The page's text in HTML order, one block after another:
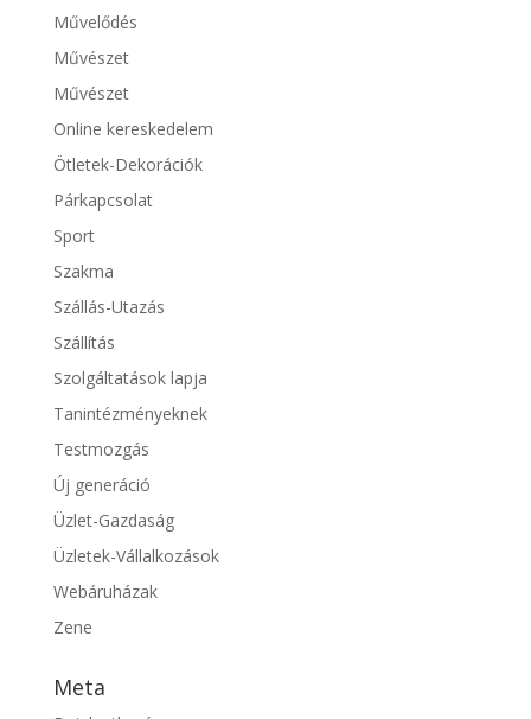
Művelődés
Művészet
Művészet
Online kereskedelem
Ötletek-Dekorációk
Párkapcsolat
Sport
Szakma
Szállás-Utazás
Szállítás
Szolgáltatások lapja
Tanintézményeknek
Testmozgás
Új generáció
Üzlet-Gazdaság
Üzletek-Vállalkozások
Webáruházak
Zene
Meta